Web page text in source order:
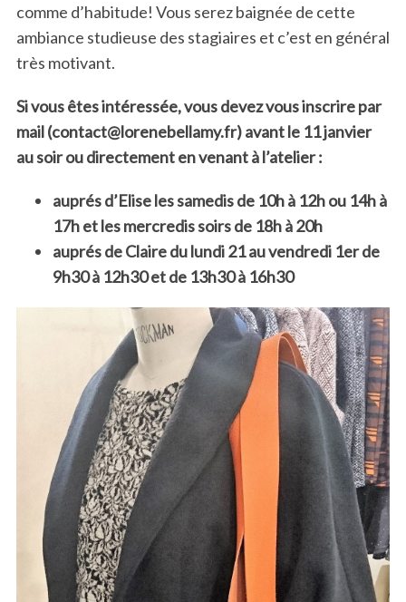
comme d’habitude! Vous serez baignée de cette
ambiance studieuse des stagiaires et c’est en général
très motivant.
Si vous êtes intéressée, vous devez vous inscrire par
mail (contact@lorenebellamy.fr) avant le 11 janvier
au soir ou directement en venant à l’atelier :
auprés d’Elise les samedis de 10h à 12h ou 14h à
17h et les mercredis soirs de 18h à 20h
auprés de Claire du lundi 21 au vendredi 1er de
9h30 à 12h30 et de 13h30 à 16h30